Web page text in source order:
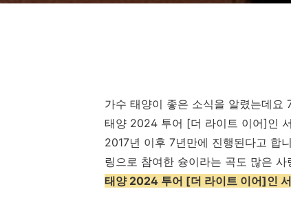
가수 태양이 좋은 소식을 알렸는데요
태양 2024 투어 [더 라이트 이어]인
2017년 이후 7년만에 진행된다고 합
링으로 참여한 슝이라는 곡도 많은 사
태양 2024 투어 [더 라이트 이어]인